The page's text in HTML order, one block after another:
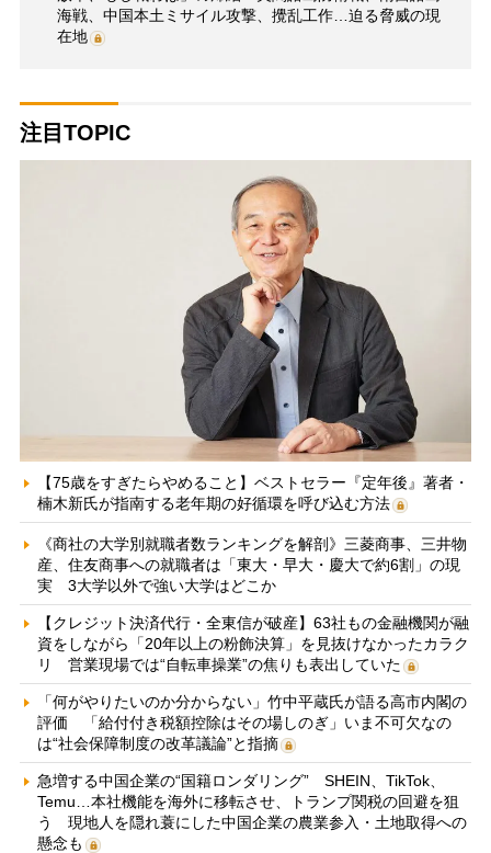
海戦、中国本土ミサイル攻撃、攪乱工作…迫る脅威の現
在地
注目TOPIC
【75歳をすぎたらやめること】ベストセラー『定年後』著者・
楠木新氏が指南する老年期の好循環を呼び込む方法
《商社の大学別就職者数ランキングを解剖》三菱商事、三井物
産、住友商事への就職者は「東大・早大・慶大で約6割」の現
実 3大学以外で強い大学はどこか
【クレジット決済代行・全東信が破産】63社もの金融機関が融
資をしながら「20年以上の粉飾決算」を見抜けなかったカラク
リ 営業現場では“自転車操業”の焦りも表出していた
「何がやりたいのか分からない」竹中平蔵氏が語る高市内閣の
評価 「給付付き税額控除はその場しのぎ」いま不可欠なの
は“社会保障制度の改革議論”と指摘
急増する中国企業の“国籍ロンダリング” SHEIN、TikTok、
Temu…本社機能を海外に移転させ、トランプ関税の回避を狙
う 現地人を隠れ蓑にした中国企業の農業参入・土地取得への
懸念も